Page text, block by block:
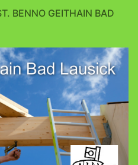
BENNO GEITHAIN BAD